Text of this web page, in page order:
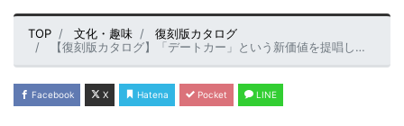
TOP 文化・趣味
復刻版カタログ
【復刻版カタログ】「デートカー」という新価値を提唱した超人気スペシャルティクーペのパワフル版、1985年ホンダ・プレリュード2.0Siの肖像
Facebook X Hatena Pocket LINE